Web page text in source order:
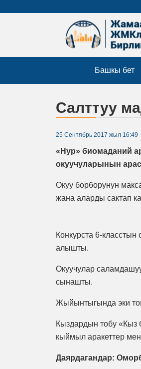
Башкы бет
Салттуу
25 Сентябрь 2017 жыл 16:49
«Нур» биомаданий
окуучуларынын
Окуу борборунун
жана аларды сактап
Конкурста 6-
алышты.
Окуучулар
сынашты.
Жыйынтыгында эки
Кыздардын тобу «Кыз
кыймыл аракеттер
Даярдагандар: